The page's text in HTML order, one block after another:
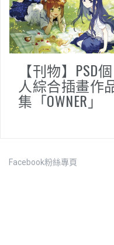
【刊物】PSD個
人綜合插畫作
集「OWNER」
Facebook粉絲專頁